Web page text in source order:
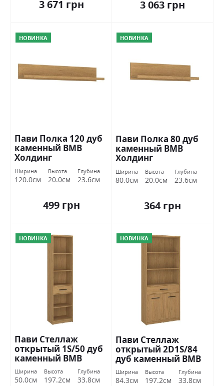
3 671 грн 3 063 грн
НОВИНКА
Пави Полка 120 дуб
каменный ВМВ
Холдинг
Ширина
120.0см
Высота
20.0см
Глубина
23.6см
499 грн
НОВИНКА
Пави Полка 80 дуб
каменный ВМВ
Холдинг
Ширина
80.0см
Высота
20.0см
Глубина
23.6см
364 грн
НОВИНКА
Пави Стеллаж
открытый 1S/50 дуб
каменный ВМВ
Холдинг
Ширина
50.0см
Высота
197.2см
Глубина
33.8см
НОВИНКА
Пави Стеллаж
открытый 2D1S/84
дуб каменный ВМВ
Холдинг
Ширина
84.3см
Высота
197.2см
Глубина
33.8см